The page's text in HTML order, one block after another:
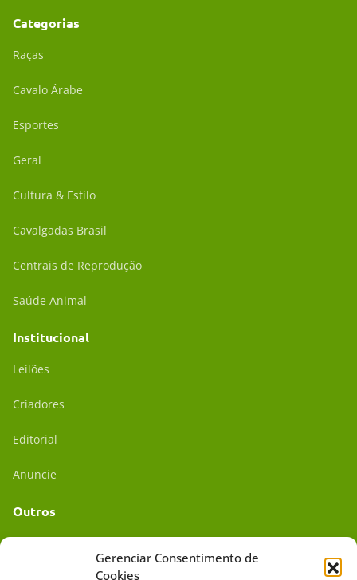
Gerenciar Consentimento de
Cookies
Categorias
Raças
Cavalo Árabe
Esportes
Geral
Cultura & Estilo
Cavalgadas Brasil
Centrais de Reprodução
Saúde Animal
Institucional
Leilões
Criadores
Editorial
Anuncie
Outros